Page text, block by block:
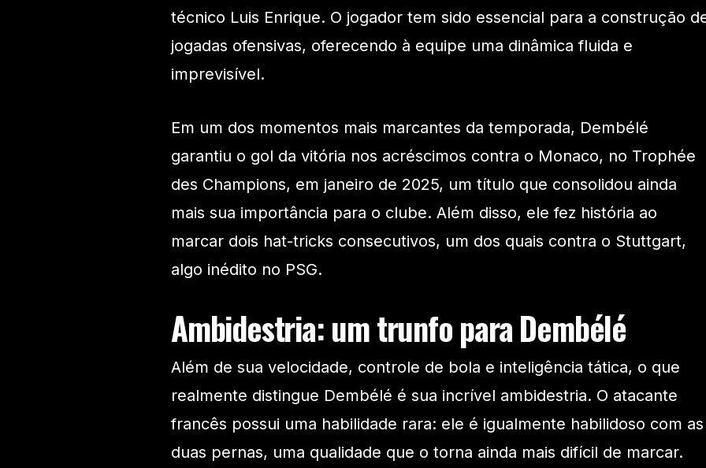
técnico Luis Enrique. O jogador tem sido essencial para a construção
jogadas ofensivas, oferecendo à equipe uma dinâmica fluida e
imprevisível.
Em um dos momentos mais marcantes da temporada, Dembélé
garantiu o gol da vitória nos acréscimos contra o Monaco, no Trophée
des Champions, em janeiro de 2025, um título que consolidou ainda
mais sua importância para o clube. Além disso, ele fez história ao
marcar dois hat-tricks consecutivos, um dos quais contra o Stuttgart,
algo inédito no PSG.
Ambidestria: um trunfo para Dembélé
Além de sua velocidade, controle de bola e inteligência tática, o que
realmente distingue Dembélé é sua incrível ambidestria. O atacante
francês possui uma habilidade rara: ele é igualmente habilidoso com as
duas pernas, uma qualidade que o torna ainda mais difícil de marcar.